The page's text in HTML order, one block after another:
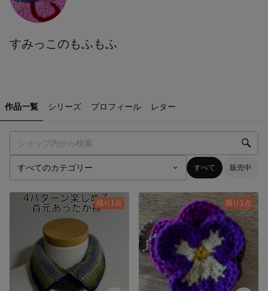
すみっこのもふもふ
作品一覧 シリーズ プロフィール レター
すべて 販売中
残り1点 残り1点